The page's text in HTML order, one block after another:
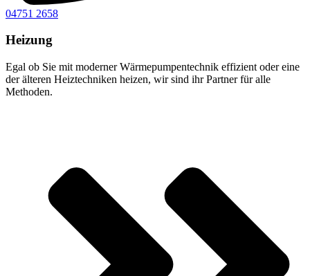
04751 2658
Heizung
Egal ob Sie mit moderner Wärmepumpentechnik effizient oder eine
der älteren Heiztechniken heizen, wir sind ihr Partner für alle
Methoden.